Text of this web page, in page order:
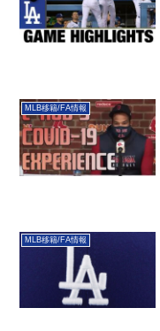
MLB移籍/FA情報
MLB移籍/FA情報